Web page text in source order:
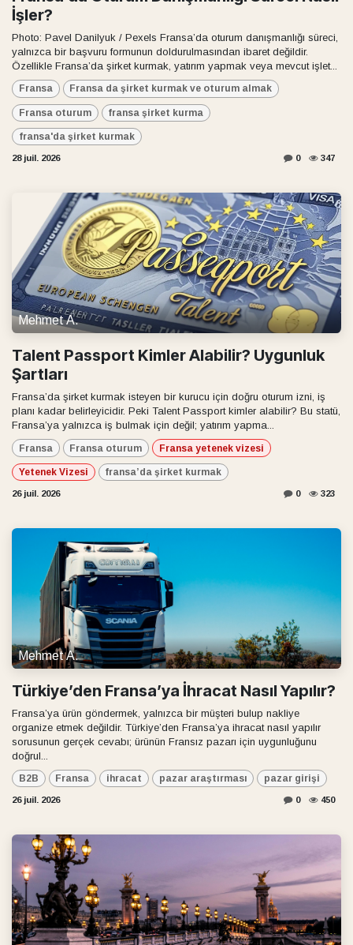
İşler?
Photo: Pavel Danilyuk / Pexels Fransa’da oturum danışmanlığı süreci,
yalnızca bir başvuru formunun doldurulmasından ibaret değildir.
Özellikle Fransa’da şirket kurmak, yatırım yapmak veya mevcut işlet...
Fransa Fransa da şirket kurmak ve oturum almak
Fransa oturum fransa şirket kurma
fransa'da şirket kurmak
28 juil. 2026 0 347
Mehmet A.
Talent Passport Kimler Alabilir? Uygunluk
Şartları
Fransa’da şirket kurmak isteyen bir kurucu için doğru oturum izni, iş
planı kadar belirleyicidir. Peki Talent Passport kimler alabilir? Bu statü,
Fransa’ya yalnızca iş bulmak için değil; yatırım yapma...
Fransa Fransa oturum Fransa yetenek vizesi
Yetenek Vizesi fransa’da şirket kurmak
26 juil. 2026 0 323
Mehmet A.
Türkiye’den Fransa’ya İhracat Nasıl Yapılır?
Fransa’ya ürün göndermek, yalnızca bir müşteri bulup nakliye
organize etmek değildir. Türkiye’den Fransa’ya ihracat nasıl yapılır
sorusunun gerçek cevabı; ürünün Fransız pazarı için uygunluğunu
doğrul...
B2B Fransa ihracat pazar araştırması pazar girişi
26 juil. 2026 0 450